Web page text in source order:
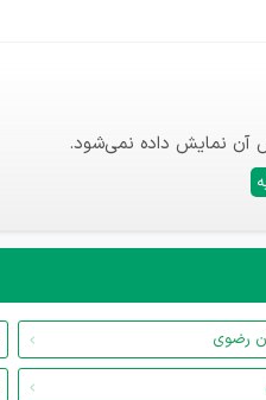
آن نمایش داده نمی‌شود.
رضوی